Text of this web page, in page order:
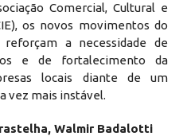
Comercial, Cultural e
os novos movimentos do
a necessidade de
e de fortalecimento da
locais diante de um
vez mais instável.
Walmir Badalotti